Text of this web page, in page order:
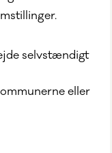
selvstændigt
eller